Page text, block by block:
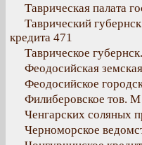
Таврическая палата
Таврический
кредита 471
Таврическое
Феодосийская
Феодосийское
Филиберовское тов.
Ченгарских соляных
Черноморское